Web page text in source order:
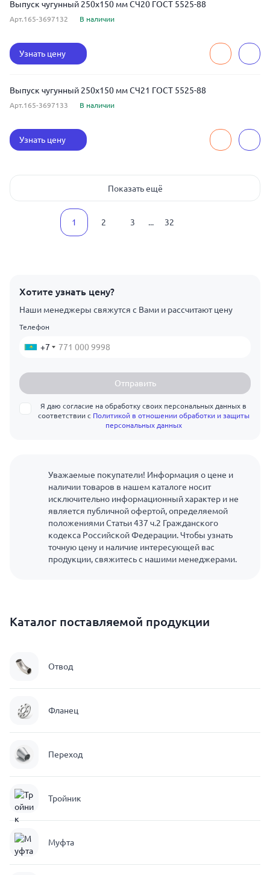
Выпуск чугунный 250x150 мм СЧ20 ГОСТ 5525-88
Арт.165-3697132 В наличии
Узнать цену
Выпуск чугунный 250x150 мм СЧ21 ГОСТ 5525-88
Арт.165-3697133 В наличии
Узнать цену
Показать ещё
1 2 3 ... 32
Хотите узнать цену?
Наши менеджеры свяжутся с Вами и рассчитают цену
Телефон
+7
Отправить
Я даю согласие на обработку своих персональных данных в
соответствии с Политикой в отношении обработки и защиты
персональных данных
Уважаемые покупатели! Информация о цене и
наличии товаров в нашем каталоге носит
исключительно информационный характер и не
является публичной офертой, определяемой
положениями Статьи 437 ч.2 Гражданского
кодекса Российской Федерации. Чтобы узнать
точную цену и наличие интересующей вас
продукции, свяжитесь с нашими менеджерами.
Каталог поставляемой продукции
Отвод
Фланец
Переход
Тройник
Муфта